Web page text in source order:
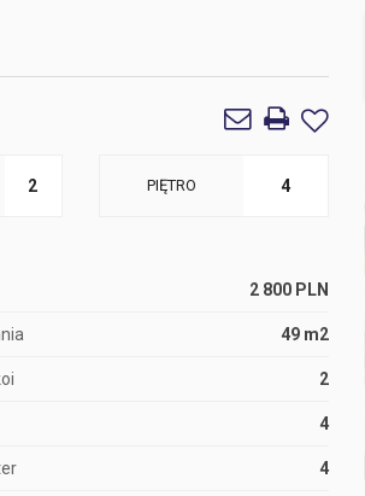
2 PIĘTRO 4
2 800 PLN
49 m2
2
4
4